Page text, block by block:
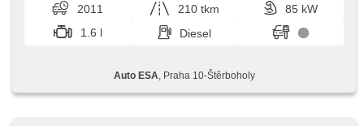
2011 210 tkm
85 kW
1.6 l
Diesel
Auto ESA , Praha 10-Štěrboholy